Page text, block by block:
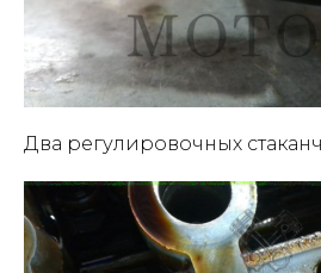
Два регулировочных